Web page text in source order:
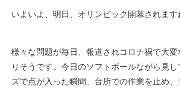
いよいよ、明日、オリンピック開幕されます
様々な問題が毎日、報道されコロナ禍で大
りそうです。今日のソフトボールながら見
ズで点が入った瞬間、台所での作業を止め